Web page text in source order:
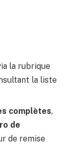
la rubrique
la liste
complètes,
de
de remise